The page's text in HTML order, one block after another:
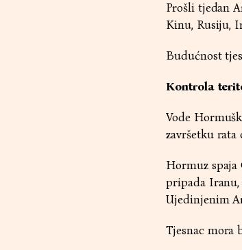
Prošli tjedan
Kinu, Rusiju,
Budućnost
Kontrola
Vode
završetku rata
Hormuz spaja
pripada
Ujedinjenim
Tjesnac mora